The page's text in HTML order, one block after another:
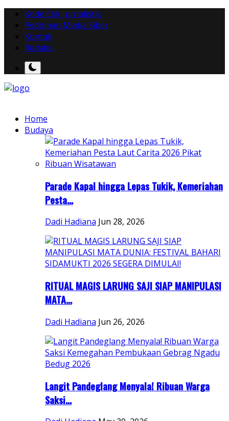
Kode Etik Jurnalistik
Pedoman Media Siber
Kontak
Redaksi
Home
Budaya
Parade Kapal hingga Lepas Tukik, Kemeriahan
Pesta...
Dadi Hadiana Jun 28, 2026
RITUAL MAGIS LARUNG SAJI SIAP MANIPULASI
MATA...
Dadi Hadiana Jun 26, 2026
Langit Pandeglang Menyala! Ribuan Warga
Saksi...